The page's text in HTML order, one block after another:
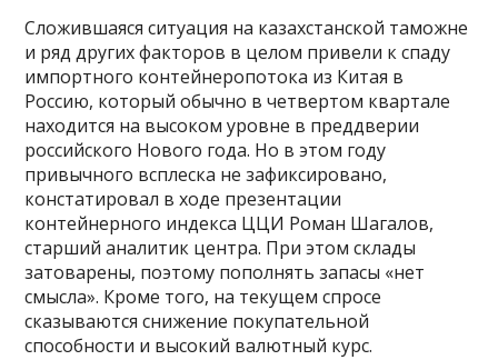
Сложившаяся ситуация на казахстанской таможне
и ряд других факторов в целом привели к спаду
импортного контейнеропотока из Китая в
Россию, который обычно в четвертом квартале
находится на высоком уровне в преддверии
российского Нового года. Но в этом году
привычного всплеска не зафиксировано,
констатировал в ходе презентации
контейнерного индекса ЦЦИ Роман Шагалов,
старший аналитик центра. При этом склады
затоварены, поэтому пополнять запасы «нет
смысла». Кроме того, на текущем спросе
сказываются снижение покупательной
способности и высокий валютный курс.